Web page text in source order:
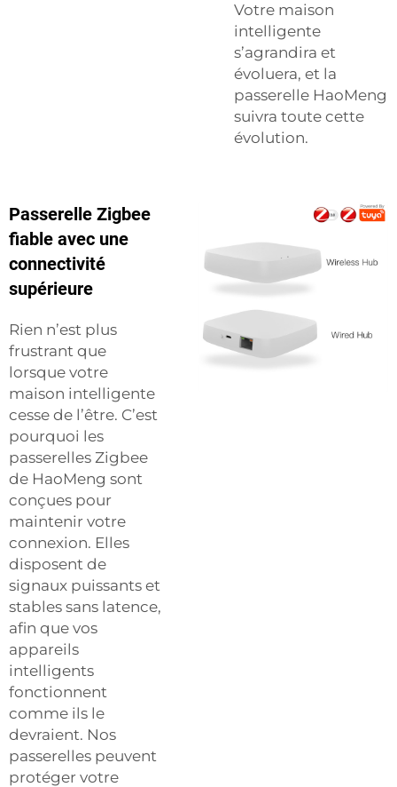
Votre maison
intelligente
s’agrandira et
évoluera, et la
passerelle HaoMeng
suivra toute cette
évolution.
Passerelle Zigbee
fiable avec une
connectivité
supérieure
Rien n’est plus
frustrant que
lorsque votre
maison intelligente
cesse de l’être. C’est
pourquoi les
passerelles Zigbee
de HaoMeng sont
conçues pour
maintenir votre
connexion. Elles
disposent de
signaux puissants et
stables sans latence,
afin que vos
appareils
intelligents
fonctionnent
comme ils le
devraient. Nos
passerelles peuvent
protéger votre